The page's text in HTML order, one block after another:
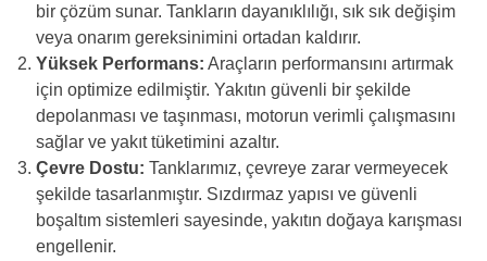
bir çözüm sunar. Tankların dayanıklılığı, sık sık değişim
veya onarım gereksinimini ortadan kaldırır.
Yüksek Performans: Araçların performansını artırmak
için optimize edilmiştir. Yakıtın güvenli bir şekilde
depolanması ve taşınması, motorun verimli çalışmasını
sağlar ve yakıt tüketimini azaltır.
Çevre Dostu: Tanklarımız, çevreye zarar vermeyecek
şekilde tasarlanmıştır. Sızdırmaz yapısı ve güvenli
boşaltım sistemleri sayesinde, yakıtın doğaya karışması
engellenir.